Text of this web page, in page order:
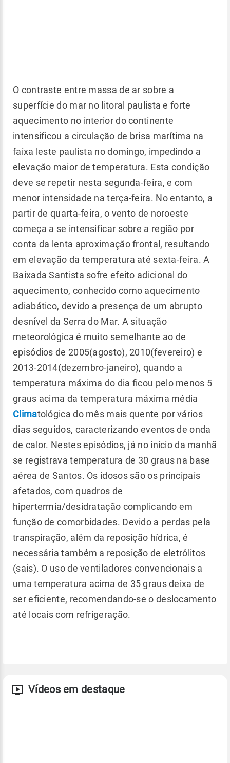
O contraste entre massa de ar sobre a
superfície do mar no litoral paulista e forte
aquecimento no interior do continente
intensificou a circulação de brisa marítima na
faixa leste paulista no domingo, impedindo a
elevação maior de temperatura. Esta condição
deve se repetir nesta segunda-feira, e com
menor intensidade na terça-feira. No entanto, a
partir de quarta-feira, o vento de noroeste
começa a se intensificar sobre a região por
conta da lenta aproximação frontal, resultando
em elevação da temperatura até sexta-feira. A
Baixada Santista sofre efeito adicional do
aquecimento, conhecido como aquecimento
adiabático, devido a presença de um abrupto
desnível da Serra do Mar. A situação
meteorológica é muito semelhante ao de
episódios de 2005(agosto), 2010(fevereiro) e
2013-2014(dezembro-janeiro), quando a
temperatura máxima do dia ficou pelo menos 5
graus acima da temperatura máxima média
Climatológica do mês mais quente por vários
dias seguidos, caracterizando eventos de onda
de calor. Nestes episódios, já no início da manhã
se registrava temperatura de 30 graus na base
aérea de Santos. Os idosos são os principais
afetados, com quadros de
hipertermia/desidratação complicando em
função de comorbidades. Devido a perdas pela
transpiração, além da reposição hídrica, é
necessária também a reposição de eletrólitos
(sais). O uso de ventiladores convencionais a
uma temperatura acima de 35 graus deixa de
ser eficiente, recomendando-se o deslocamento
até locais com refrigeração.
Vídeos em destaque